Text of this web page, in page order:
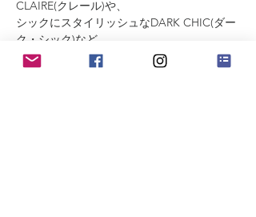
CLAIRE(クレール)や、
シックにスタイリッシュなDARK CHIC(ダー
ク・シック)など、
LIVING PHOTOスタイルの撮影に必要なテ
クニックをマスターするフォトクラスです。